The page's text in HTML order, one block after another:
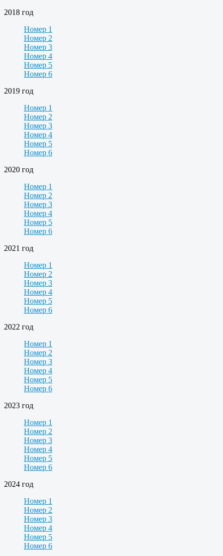
2018 год
Номер 1
Номер 2
Номер 3
Номер 4
Номер 5
Номер 6
2019 год
Номер 1
Номер 2
Номер 3
Номер 4
Номер 5
Номер 6
2020 год
Номер 1
Номер 2
Номер 3
Номер 4
Номер 5
Номер 6
2021 год
Номер 1
Номер 2
Номер 3
Номер 4
Номер 5
Номер 6
2022 год
Номер 1
Номер 2
Номер 3
Номер 4
Номер 5
Номер 6
2023 год
Номер 1
Номер 2
Номер 3
Номер 4
Номер 5
Номер 6
2024 год
Номер 1
Номер 2
Номер 3
Номер 4
Номер 5
Номер 6